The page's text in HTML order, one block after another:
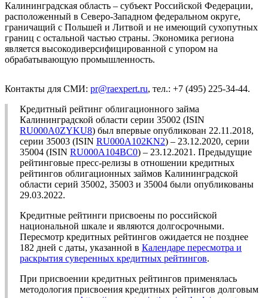
Калининградская область – субъект Российской Федерации,
расположенный в Северо-Западном федеральном округе,
граничащий с Польшей и Литвой и не имеющий сухопутных
границ с остальной частью страны. Экономика региона
является высокодиверсифицированной с упором на
обрабатывающую промышленность.
Контакты для СМИ: pr@raexpert.ru, тел.: +7 (495) 225-34-44.
Кредитный рейтинг облигационного займа
Калининградской области серии 35002 (ISIN
RU000A0ZYKU8) был впервые опубликован 22.11.2018,
серии 35003 (ISIN RU000A102KN2) – 23.12.2020, серии
35004 (ISIN RU000A104BC0) – 23.12.2021. Предыдущие
рейтинговые пресс-релизы в отношении кредитных
рейтингов облигационных займов Калининградской
области серий 35002, 35003 и 35004 были опубликованы
29.03.2022.
Кредитные рейтинги присвоены по российской
национальной шкале и являются долгосрочными.
Пересмотр кредитных рейтингов ожидается не позднее
182 дней с даты, указанной в Календаре пересмотра и
раскрытия суверенных кредитных рейтингов.
При присвоении кредитных рейтингов применялась
методология присвоения кредитных рейтингов долговым